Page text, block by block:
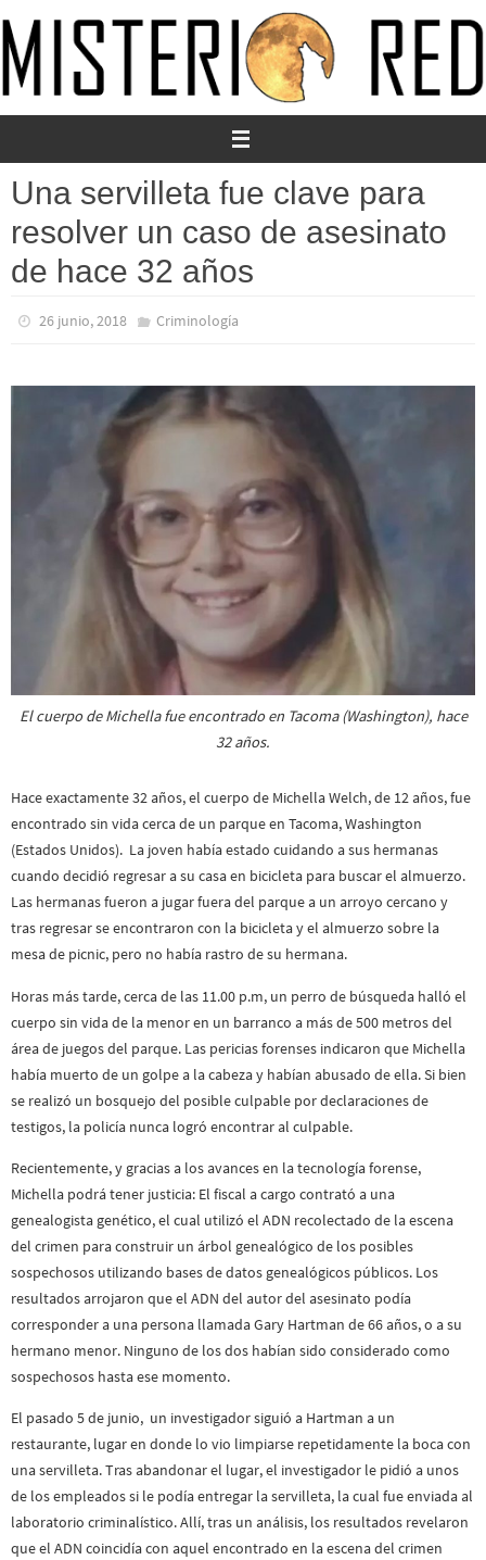
al
contenido
Una servilleta fue clave para
resolver un caso de asesinato
de hace 32 años
26 junio, 2018 Criminología
El cuerpo de Michella fue encontrado en Tacoma (Washington), hace
32 años.
Hace exactamente 32 años, el cuerpo de Michella Welch, de 12 años, fue
encontrado sin vida cerca de un parque en Tacoma, Washington
(Estados Unidos). La joven había estado cuidando a sus hermanas
cuando decidió regresar a su casa en bicicleta para buscar el almuerzo.
Las hermanas fueron a jugar fuera del parque a un arroyo cercano y
tras regresar se encontraron con la bicicleta y el almuerzo sobre la
mesa de picnic, pero no había rastro de su hermana.
Horas más tarde, cerca de las 11.00 p.m, un perro de búsqueda halló el
cuerpo sin vida de la menor en un barranco a más de 500 metros del
área de juegos del parque. Las pericias forenses indicaron que Michella
había muerto de un golpe a la cabeza y habían abusado de ella. Si bien
se realizó un bosquejo del posible culpable por declaraciones de
testigos, la policía nunca logró encontrar al culpable.
Recientemente, y gracias a los avances en la tecnología forense,
Michella podrá tener justicia: El fiscal a cargo contrató a una
genealogista genético, el cual utilizó el ADN recolectado de la escena
del crimen para construir un árbol genealógico de los posibles
sospechosos utilizando bases de datos genealógicos públicos. Los
resultados arrojaron que el ADN del autor del asesinato podía
corresponder a una persona llamada Gary Hartman de 66 años, o a su
hermano menor. Ninguno de los dos habían sido considerado como
sospechosos hasta ese momento.
El pasado 5 de junio, un investigador siguió a Hartman a un
restaurante, lugar en donde lo vio limpiarse repetidamente la boca con
una servilleta. Tras abandonar el lugar, el investigador le pidió a unos
de los empleados si le podía entregar la servilleta, la cual fue enviada al
laboratorio criminalístico. Allí, tras un análisis, los resultados revelaron
que el ADN coincidía con aquel encontrado en la escena del crimen